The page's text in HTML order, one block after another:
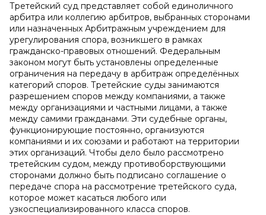
Третейский суд представляет собой единоличного
арбитра или коллегию арбитров, выбранных сторонами
или назначенных Арбитражным учреждением для
урегулирования спора, возникшего в рамках
гражданско-правовых отношений. Федеральным
законом могут быть установлены определенные
ограничения на передачу в арбитраж определённых
категорий споров. Третейские суды занимаются
разрешением споров между компаниями, а также
между организациями и частными лицами, а также
между самими гражданами. Эти судебные органы,
функционирующие постоянно, организуются
компаниями и их союзами и работают на территории
этих организаций. Чтобы дело было рассмотрено
третейским судом, между противоборствующими
сторонами должно быть подписано соглашение о
передаче спора на рассмотрение третейского суда,
которое может касаться любого или
узкоспециализированного класса споров.